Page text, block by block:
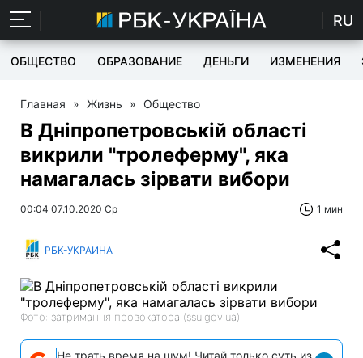
RU
ОБЩЕСТВО ОБРАЗОВАНИЕ ДЕНЬГИ ИЗМЕНЕНИЯ
Главная » Жизнь » Общество
В Дніпропетровській області
викрили "тролеферму", яка
намагалась зірвати вибори
00:04 07.10.2020 Ср 1 мин
РБК-УКРАИНА
Фото: затримання провокатора (ssu.gov.ua)
Не трать время на шум! Читай только суть из